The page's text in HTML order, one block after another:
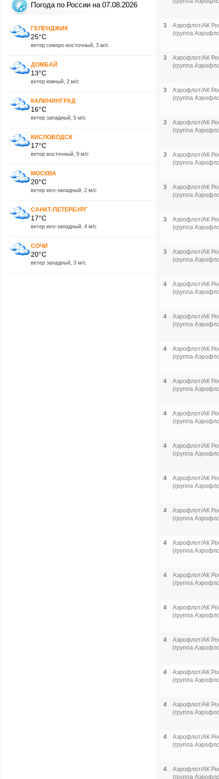
Погода по России на 07.08.2026
ГЕЛЕНДЖИК
25°C
ветер северо-восточный, 3 м/с
ДОМБАЙ
13°C
ветер южный, 2 м/с
КАЛИНИНГРАД
16°C
ветер западный, 5 м/с
КИСЛОВОДСК
17°C
ветер восточный, 9 м/с
МОСКВА
20°C
ветер юго-западный, 2 м/с
САНКТ-ПЕТЕРБУРГ
17°C
ветер юго-западный, 4 м/с
СОЧИ
20°C
ветер западный, 3 м/с
3
Аэрофлот/АК
(группа
3
Аэрофлот/АК
(группа
3
Аэрофлот/АК
(группа
3
Аэрофлот/АК
(группа
3
Аэрофлот/АК
(группа
3
Аэрофлот/АК
(группа
3
Аэрофлот/АК
(группа
3
Аэрофлот/АК
(группа
4
Аэрофлот/АК
(группа
4
Аэрофлот/АК
(группа
4
Аэрофлот/АК
(группа
4
Аэрофлот/АК
(группа
4
Аэрофлот/АК
(группа
4
Аэрофлот/АК
(группа
4
Аэрофлот/АК
(группа
4
Аэрофлот/АК
(группа
4
Аэрофлот/АК
(группа
4
Аэрофлот/АК
(группа
4
Аэрофлот/АК
(группа
4
Аэрофлот/АК
(группа
4
Аэрофлот/АК
(группа
4
Аэрофлот/АК
(группа
4
Аэрофлот/АК
(группа
4
Аэрофлот/АК
(группа